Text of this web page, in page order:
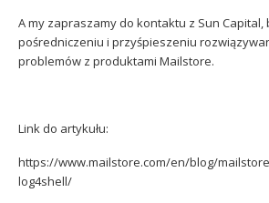
A my zapraszamy do kontaktu z Sun Capital,
pośredniczeniu i przyśpieszeniu
problemów z produktami Mailstore.
Link do artykułu:
https://www.mailstore.com/en/blog/
log4shell/